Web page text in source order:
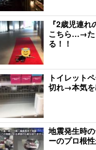
『2歳児連
こちら…→た
る！！
トイレット
切れ→本気を
地震発生時
ーのプロ根